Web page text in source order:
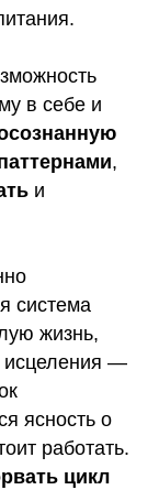
в себе и
,
и
система
жизнь,
исцеления —
ясность о
работать.
цикл